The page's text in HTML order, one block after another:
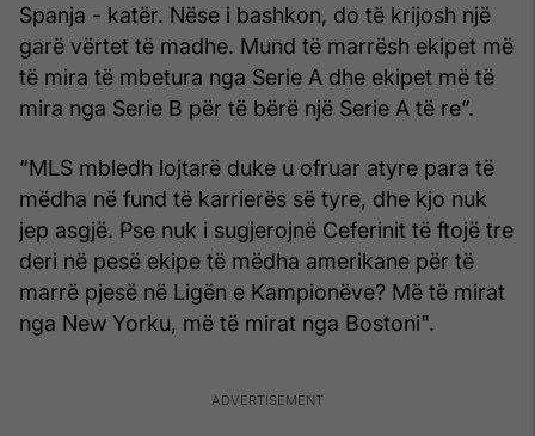
Spanja - katër. Nëse i bashkon, do të krijosh një
garë vërtet të madhe. Mund të marrësh ekipet më
të mira të mbetura nga Serie A dhe ekipet më të
mira nga Serie B për të bërë një Serie A të re”.
“MLS mbledh lojtarë duke u ofruar atyre para të
mëdha në fund të karrierës së tyre, dhe kjo nuk
jep asgjë. Pse nuk i sugjerojnë Ceferinit të ftojë tre
deri në pesë ekipe të mëdha amerikane për të
marrë pjesë në Ligën e Kampionëve? Më të mirat
nga New Yorku, më të mirat nga Bostoni".